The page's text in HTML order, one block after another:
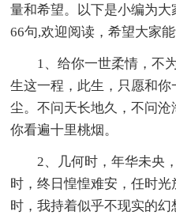
量和希望。以下是小编为
66句,欢迎阅读，希望大家能
1、给你一世柔情，不
生这一程，此生，只愿和
尘。不问天长地久，不问
你看遍十里桃烟。
2、几何时，年华未央
时，终日惶惶难安，任时
时，我持着似乎不现实的